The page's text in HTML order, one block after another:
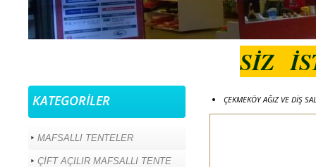
SİZ
KATEGORİLER
MAFSALLI TENTELER
ÇİFT AÇILIR MAFSALLI TENTE
ÇEKMEKÖY AĞIZ VE DİŞ